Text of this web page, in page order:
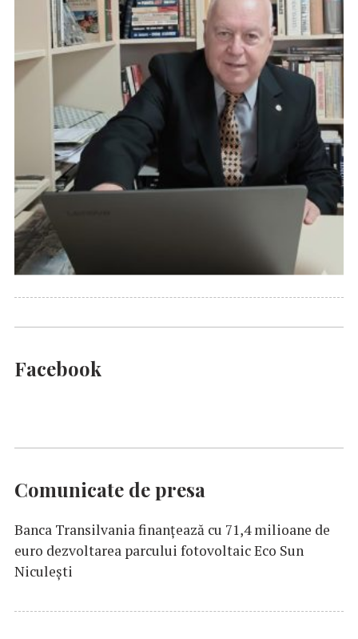
Facebook
Comunicate de presa
Banca Transilvania finanțează cu 71,4 milioane de
euro dezvoltarea parcului fotovoltaic Eco Sun
Niculești